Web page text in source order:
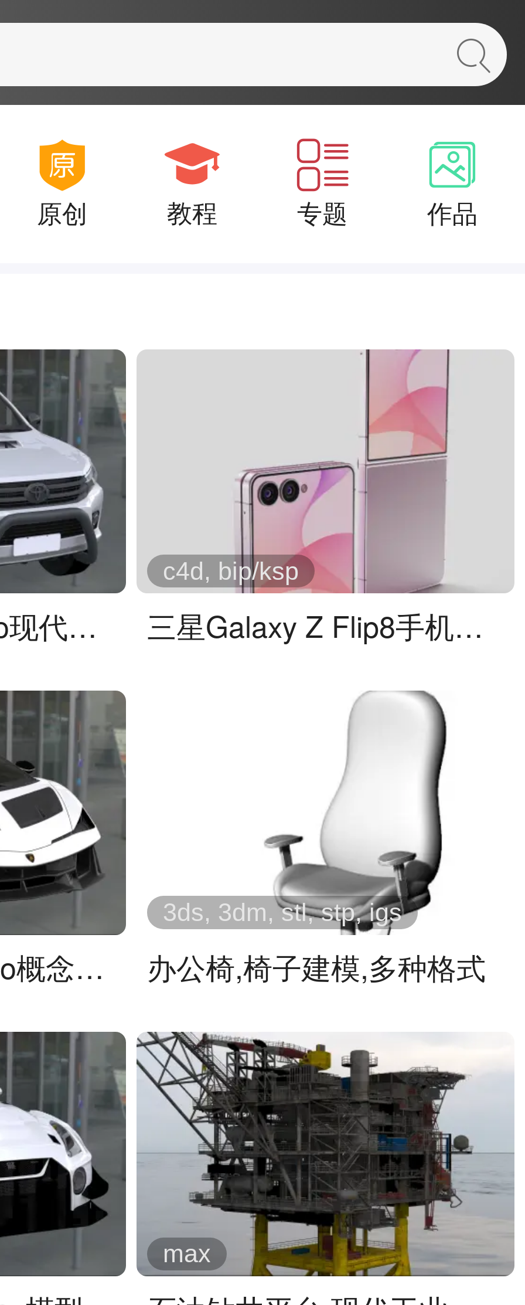
丰田海拉克斯 Revo现代越野皮卡 三星Galaxy Z Flip8手机外观keyshot,c4d模型
c4d, bip/ksp
兰博基尼Fenomeno概念超跑 办公椅,椅子建模,多种格式
3ds, 3dm, stl, stp, igs
max